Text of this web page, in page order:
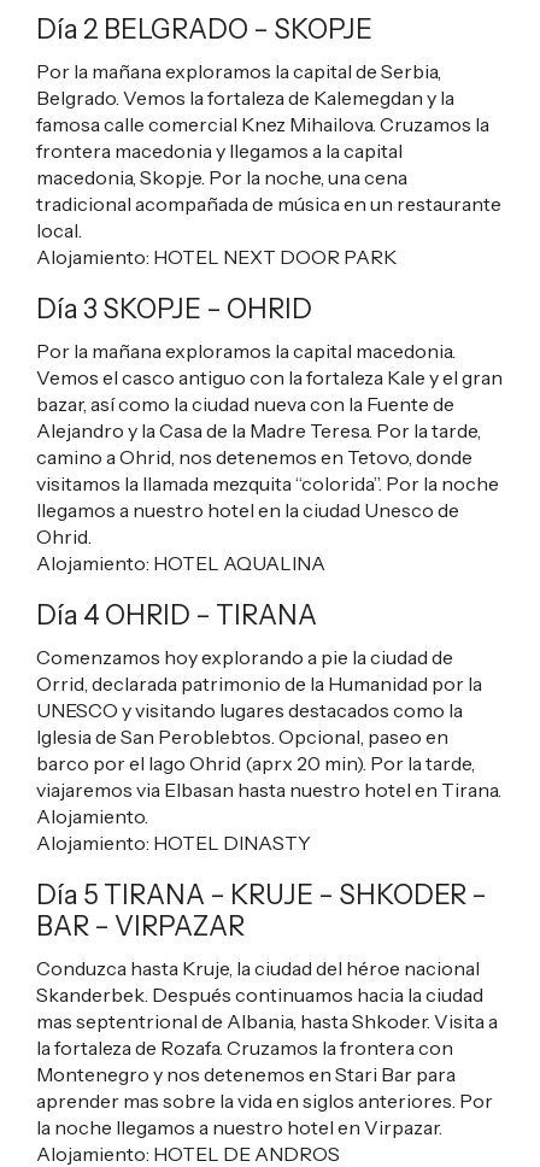
Día 2 BELGRADO – SKOPJE
Por la mañana exploramos la capital de Serbia,
Belgrado. Vemos la fortaleza de Kalemegdan y la
famosa calle comercial Knez Mihailova. Cruzamos la
frontera macedonia y llegamos a la capital
macedonia, Skopje. Por la noche, una cena
tradicional acompañada de música en un restaurante
local.
Alojamiento: HOTEL NEXT DOOR PARK
Día 3 SKOPJE – OHRID
Por la mañana exploramos la capital macedonia.
Vemos el casco antiguo con la fortaleza Kale y el gran
bazar, así como la ciudad nueva con la Fuente de
Alejandro y la Casa de la Madre Teresa. Por la tarde,
camino a Ohrid, nos detenemos en Tetovo, donde
visitamos la llamada mezquita “colorida”. Por la noche
llegamos a nuestro hotel en la ciudad Unesco de
Ohrid.
Alojamiento: HOTEL AQUALINA
Día 4 OHRID – TIRANA
Comenzamos hoy explorando a pie la ciudad de
Orrid, declarada patrimonio de la Humanidad por la
UNESCO y visitando lugares destacados como la
Iglesia de San Peroblebtos. Opcional, paseo en
barco por el lago Ohrid (aprx 20 min). Por la tarde,
viajaremos via Elbasan hasta nuestro hotel en Tirana.
Alojamiento.
Alojamiento: HOTEL DINASTY
Día 5 TIRANA – KRUJE – SHKODER –
BAR – VIRPAZAR
Conduzca hasta Kruje, la ciudad del héroe nacional
Skanderbek. Después continuamos hacia la ciudad
mas septentrional de Albania, hasta Shkoder. Visita a
la fortaleza de Rozafa. Cruzamos la frontera con
Montenegro y nos detenemos en Stari Bar para
aprender mas sobre la vida en siglos anteriores. Por
la noche llegamos a nuestro hotel en Virpazar.
Alojamiento: HOTEL DE ANDROS